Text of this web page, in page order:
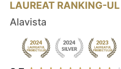
LAUREAT RANKING-
Alavista